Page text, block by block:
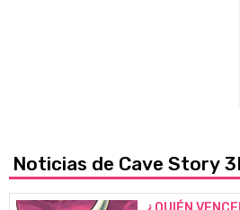
Noticias de Cave Story